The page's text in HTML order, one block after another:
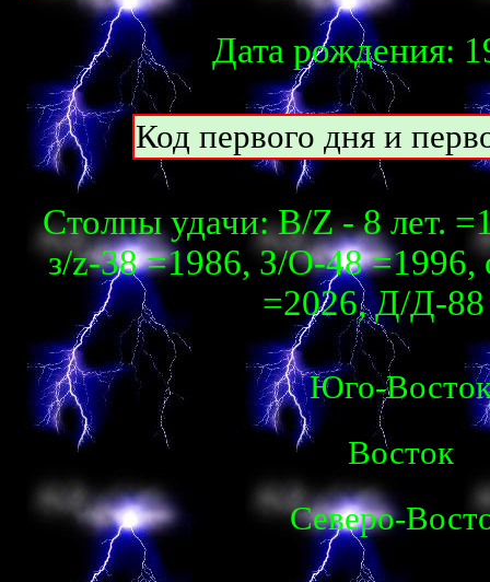
Дата рождения:
Код первого дня и
Столпы удачи: В/Z - 8 лет.
з/z-38 =1986, З/О-48
=2026, Д/Д-88
Юго-
Восток
Северо-